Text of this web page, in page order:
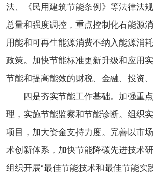
法、《民用建筑节能条例》等法律法
总量和强度调控，重点控制化石能源
用能和可再生能源消费不纳入能源消
政策。加快节能标准更新升级和应用
节能和提高能效的财税、金融、投资、
四是夯实节能工作基础。加强重
理，实施节能监察和节能诊断。组织
项目，加大资金支持力度。完善以市
术创新体系，加快节能降碳先进技术
组织开展“最佳节能技术和最佳节能实